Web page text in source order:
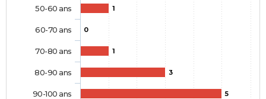
1
0
1
3
5
50-60 ans
60-70 ans
70-80 ans
80-90 ans
90-100 ans